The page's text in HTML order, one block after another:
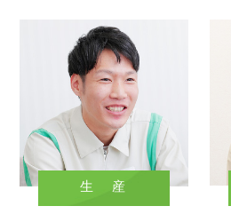
生 産